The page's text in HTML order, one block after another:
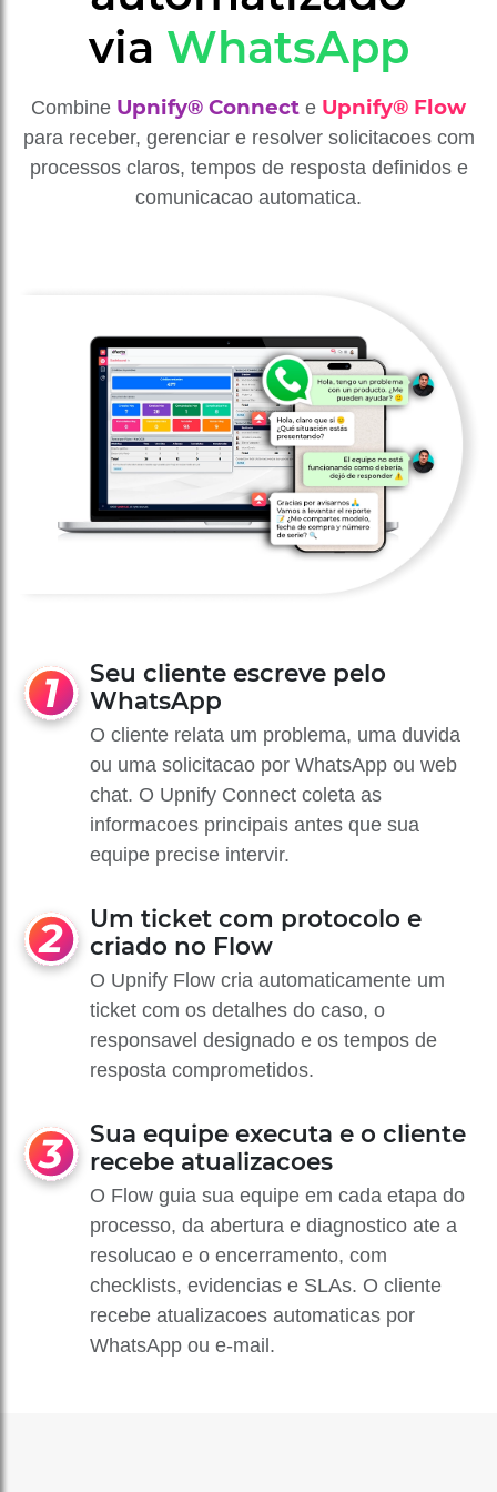
via WhatsApp
Combine Upnify® Connect e Upnify® Flow
para receber, gerenciar e resolver solicitacoes com
processos claros, tempos de resposta definidos e
comunicacao automatica.
Seu cliente escreve pelo
WhatsApp
O cliente relata um problema, uma duvida
ou uma solicitacao por WhatsApp ou web
chat. O Upnify Connect coleta as
informacoes principais antes que sua
equipe precise intervir.
Um ticket com protocolo e
criado no Flow
O Upnify Flow cria automaticamente um
ticket com os detalhes do caso, o
responsavel designado e os tempos de
resposta comprometidos.
Sua equipe executa e o cliente
recebe atualizacoes
O Flow guia sua equipe em cada etapa do
processo, da abertura e diagnostico ate a
resolucao e o encerramento, com
checklists, evidencias e SLAs. O cliente
recebe atualizacoes automaticas por
WhatsApp ou e-mail.